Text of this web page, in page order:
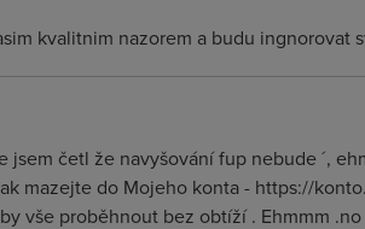
kvalitnim nazorem a budu ingnorovat
četl že navyšování fup nebude ´,
mazejte do Mojeho konta - https://
vše proběhnout bez obtíží . Ehmmm